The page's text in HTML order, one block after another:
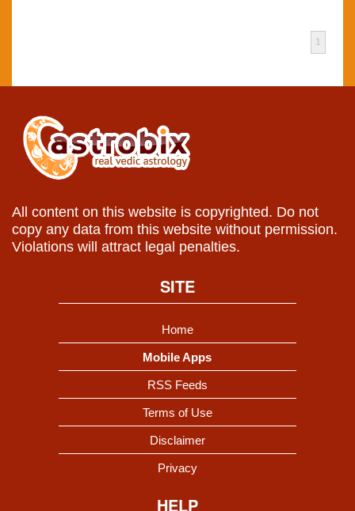
1
All content on this website is copyrighted. Do not
copy any data from this website without permission.
Violations will attract legal penalties.
SITE
Home
Mobile Apps
RSS Feeds
Terms of Use
Disclaimer
Privacy
HELP